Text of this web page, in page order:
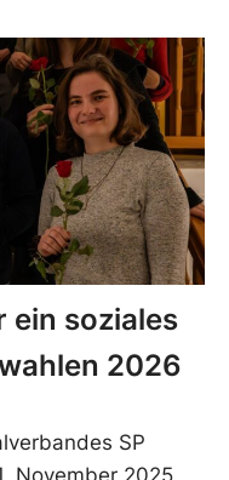
ein soziales
2026
SP
November 2025,